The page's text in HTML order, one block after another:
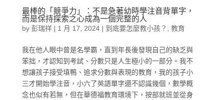
最棒的「競爭力」：不是急著幼時學注音背單字，
而是保持探索之心成為一個完整的人
by 彭瑞祥| 1 月 17, 2024| 到底要怎麼教小孩？ 教育
我在他人眼中曾是名學霸，直到年長後發現自己的缺乏與
笨拙，才認知到考試、分數只是人生極小的一部分。我不
想讓孩子接受填鴨、追求分數與表現的教育，我的孩子小
三才開始學注音，小六了英語單字還不認識幾個，數學概
念也似有若無，但在華德福教育環境下，按部就班並從身